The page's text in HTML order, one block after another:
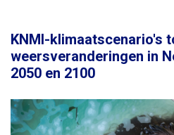
KNMI-klimaatscenario's
weersveranderingen in
2050 en 2100